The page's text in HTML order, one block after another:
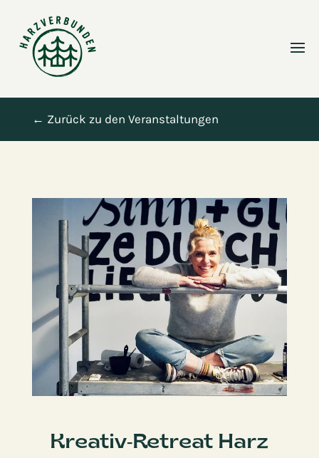
← Zurück zu den Veranstaltungen
Kreativ-Retreat Harz